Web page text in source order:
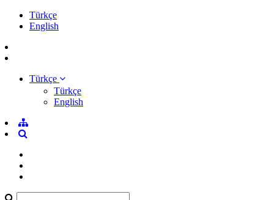
Türkçe
English
Türkçe
Türkçe
English